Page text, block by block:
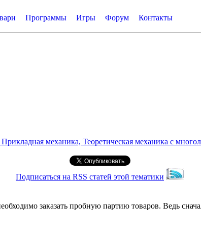
Программы Игры Форум Контакты
механика, Теоретическая механика с
Подписаться на RSS статей этой тематики
заказать пробную партию товаров. Ведь